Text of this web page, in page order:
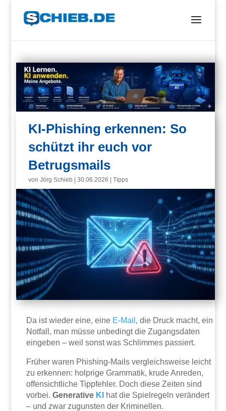
KI-Phishing erkennen: So
schützt ihr euch vor
Betrugsmails
vonJörg Schieb |30.06.2026 |Tipps
Da ist wieder eine, eine E-Mail , die Druck macht, ein
Notfall, man müsse unbedingt die Zugangsdaten
eingeben – weil sonst was Schlimmes passiert.
Früher waren Phishing-Mails vergleichsweise leicht
zu erkennen: holprige Grammatik, krude Anreden,
offensichtliche Tippfehler. Doch diese Zeiten sind
vorbei.Generative KI
hat die Spielregeln verändert
– und zwar zugunsten der Kriminellen.